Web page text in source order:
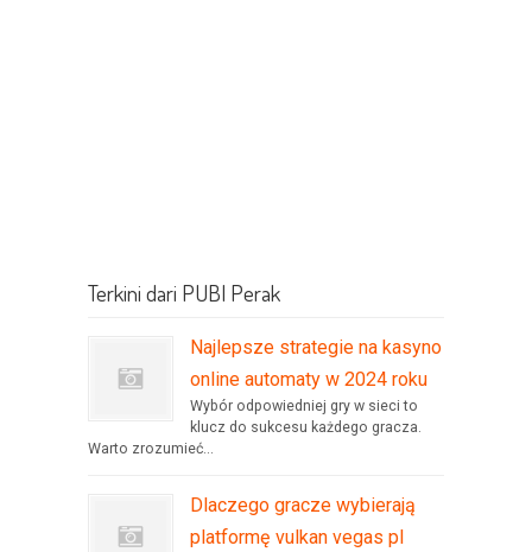
Terkini dari PUBI Perak
Najlepsze strategie na kasyno
online automaty w 2024 roku
Wybór odpowiedniej gry w sieci to
klucz do sukcesu każdego gracza.
Warto zrozumieć...
Dlaczego gracze wybierają
platformę vulkan vegas pl